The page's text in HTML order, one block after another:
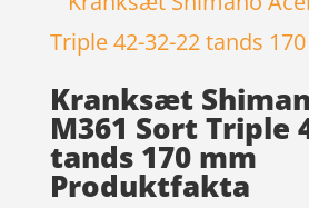
Kranksæt
M361 Sort Triple
tands 170 mm
Produktfakta